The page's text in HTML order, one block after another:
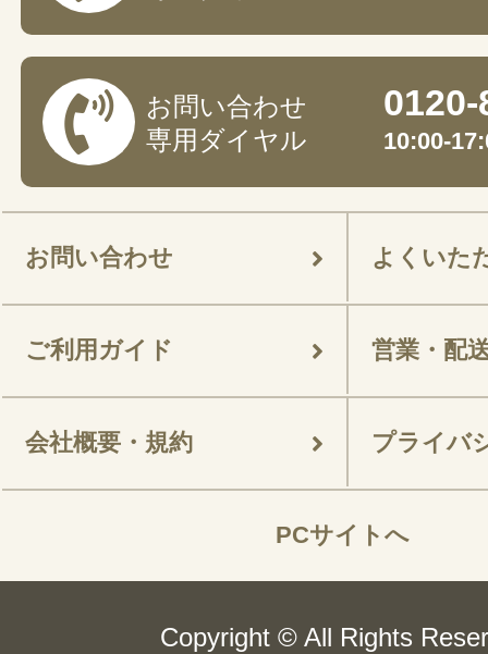
お問い合わせ
専用ダイヤル
10:00-
お問い合わせ よくいた
ご利用ガイド 営業・配
会社概要・規約 プライバ
PCサイトへ
Copyright © All Rights